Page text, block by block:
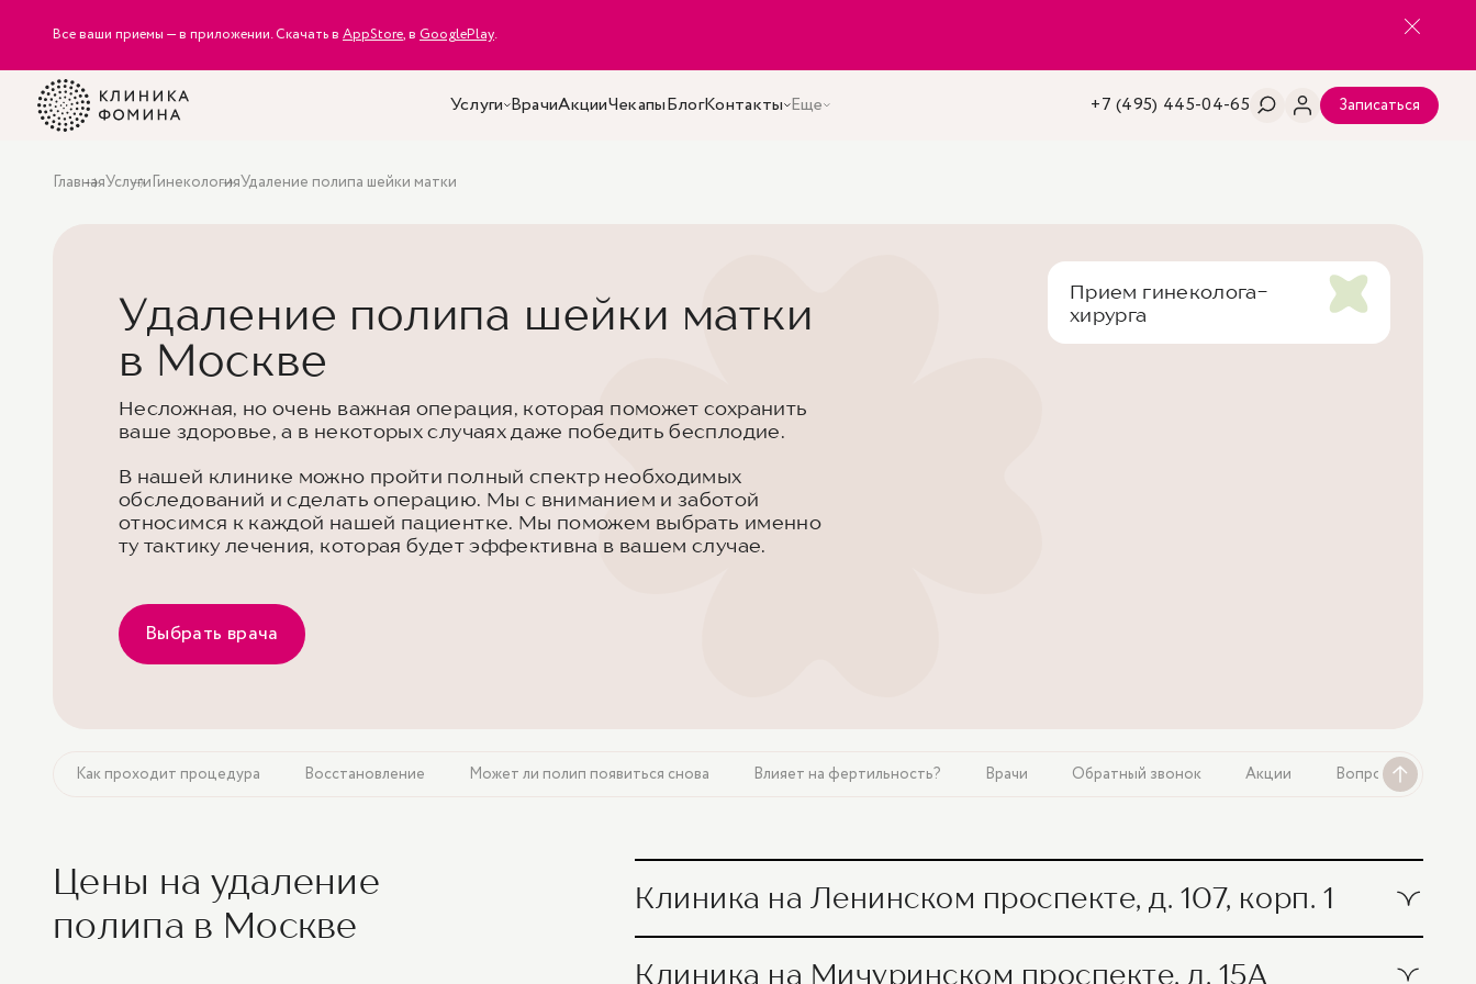
Все ваши приемы — в приложении. Скачать в AppStore, в GooglePlay.
Услуги ВрачиАкцииЧекапыБлогКонтакты Еще +7 (495) 445-04-65 Записаться
ГлавнаяУслугиГинекологияУдаление полипа шейки матки
Удаление полипа шейки матки
в Москве
Несложная, но очень важная операция, которая поможет сохранить
ваше здоровье, а в некоторых случаях даже победить бесплодие.
В нашей клинике можно пройти полный спектр необходимых
обследований и сделать операцию. Мы с вниманием и заботой
относимся к каждой нашей пациентке. Мы поможем выбрать именно
ту тактику лечения, которая будет эффективна в вашем случае.
Выбрать врача
Прием гинеколога-
хирурга
Как проходит процедура Восстановление Может ли полип появиться снова Влияет на фертильность? Врачи Обратный звонок Акции Вопросы и ответы
Цены на удаление
полипа в Москве
Клиника на Ленинском проспекте, д. 107, корп. 1
Радиоволновое лечение шейки матки/эксцизионная биопсия
Клиника на Мичуринском проспекте, д. 15А